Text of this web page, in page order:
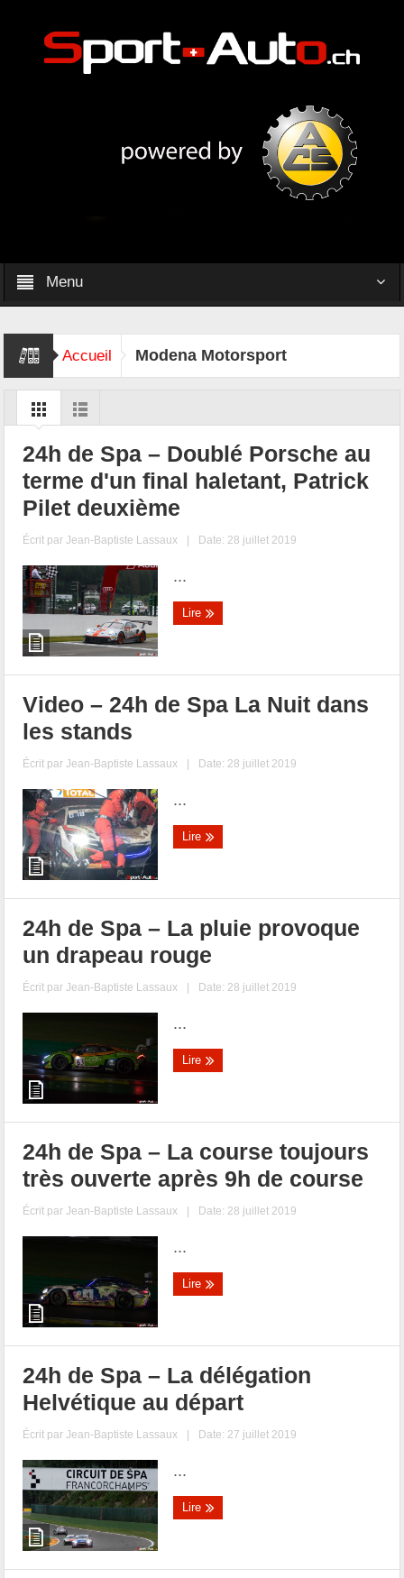
Menu
Accueil Modena Motorsport
24h de Spa – Doublé Porsche au
terme d'un final haletant, Patrick
Pilet deuxième
Écrit parJean-Baptiste Lassaux | Date: 28 juillet 2019
...
Lire
Video – 24h de Spa La Nuit dans
les stands
Écrit parJean-Baptiste Lassaux | Date: 28 juillet 2019
...
Lire
24h de Spa – La pluie provoque
un drapeau rouge
Écrit parJean-Baptiste Lassaux | Date: 28 juillet 2019
...
Lire
24h de Spa – La course toujours
très ouverte après 9h de course
Écrit parJean-Baptiste Lassaux | Date: 28 juillet 2019
...
Lire
24h de Spa – La délégation
Helvétique au départ
Écrit parJean-Baptiste Lassaux | Date: 27 juillet 2019
...
Lire